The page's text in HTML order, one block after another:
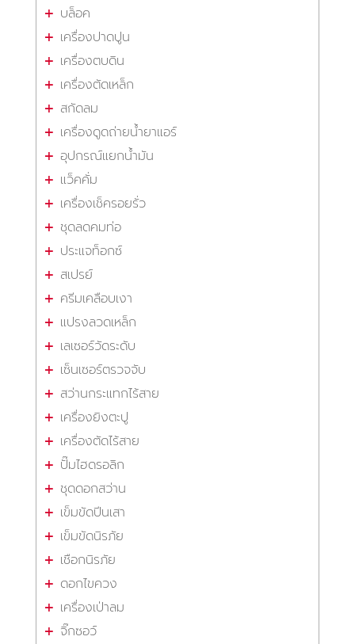
บล็อค
เครื่องปาดปูน
เครื่องตบดิน
เครื่องตัดเหล็ก
สกัดลม
เครื่องดูดถ่ายน้ำยาแอร์
อุปกรณ์แยกน้ำมัน
แว็คคั่ม
เครื่องเช็ครอยรั่ว
ชุดลดคมท่อ
ประแจท็อกซ์
สเปรย์
ครีมเคลือบเงา
แปรงลวดเหล็ก
เลเซอร์วัดระดับ
เซ็นเซอร์ตรวจจับ
สว่านกระแทกไร้สาย
เครื่องยิงตะปู
เครื่องตัดไร้สาย
ปั๊มไฮดรอลิก
ชุดดอกสว่าน
เข็มขัดปีนเสา
เข็มขัดนิรภัย
เชือกนิรภัย
ดอกไขควง
เครื่องเป่าลม
จิ๊กซอว์